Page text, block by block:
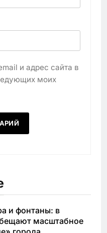
и адрес сайта в
моих
и фонтаны: в
масштабное